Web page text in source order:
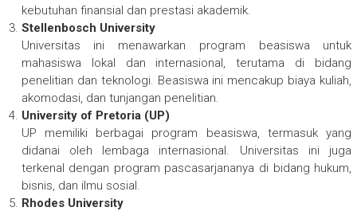
kebutuhan finansial dan prestasi akademik.
Stellenbosch University
Universitas ini menawarkan program beasiswa untuk
mahasiswa lokal dan internasional, terutama di bidang
penelitian dan teknologi. Beasiswa ini mencakup biaya kuliah,
akomodasi, dan tunjangan penelitian.
University of Pretoria (UP)
UP memiliki berbagai program beasiswa, termasuk yang
didanai oleh lembaga internasional. Universitas ini juga
terkenal dengan program pascasarjananya di bidang hukum,
bisnis, dan ilmu sosial.
Rhodes University